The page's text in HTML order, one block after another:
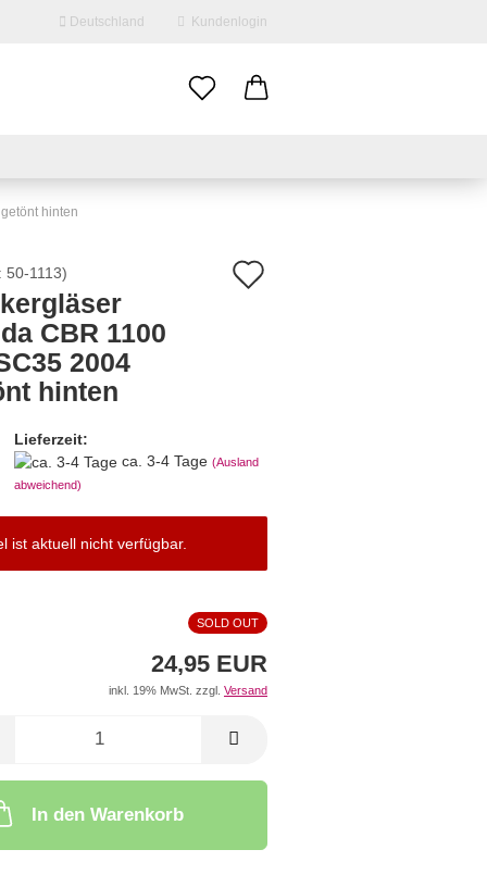
Deutschland Kundenlogin
vergessen?
hinten
50-1113)
CBR 1100
2004
hinten
Lieferzeit:
ca. 3-4 Tage (Ausland
abweichend)
ist aktuell nicht verfügbar.
SOLD OUT
24,95 EUR
inkl. 19% MwSt. zzgl. Versand
In den Warenkorb